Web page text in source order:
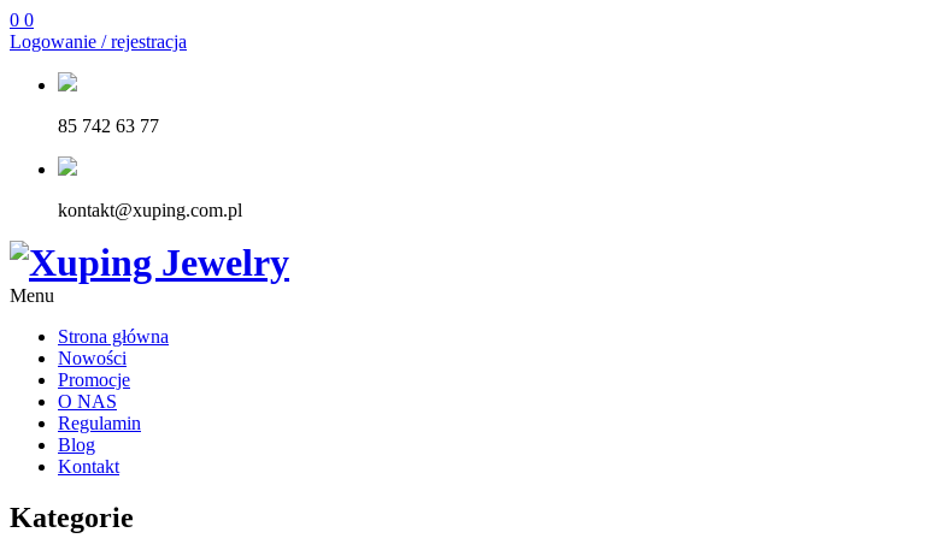
0 0
Logowanie / rejestracja
85 742 63 77
kontakt@xuping.com.pl
Menu
Strona główna
Nowości
Promocje
O NAS
Regulamin
Blog
Kontakt
Kategorie